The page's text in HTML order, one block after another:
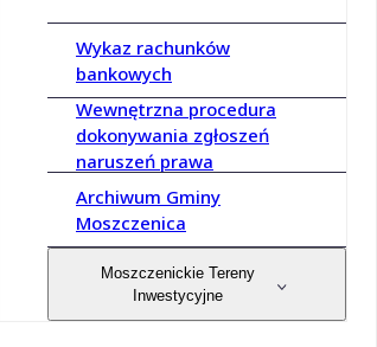
Wykaz rachunków
bankowych
Wewnętrzna procedura
dokonywania zgłoszeń
naruszeń prawa
Archiwum Gminy
Moszczenica
Moszczenickie Tereny
Inwestycyjne